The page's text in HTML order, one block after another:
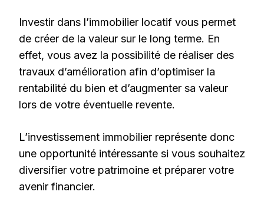
Investir dans l’immobilier locatif vous permet
de créer de la valeur sur le long terme. En
effet, vous avez la possibilité de réaliser des
travaux d’amélioration afin d’optimiser la
rentabilité du bien et d’augmenter sa valeur
lors de votre éventuelle revente.
L’investissement immobilier représente donc
une opportunité intéressante si vous souhaitez
diversifier votre patrimoine et préparer votre
avenir financier.